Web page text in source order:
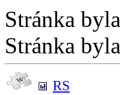
Stránka
Stránka
RS